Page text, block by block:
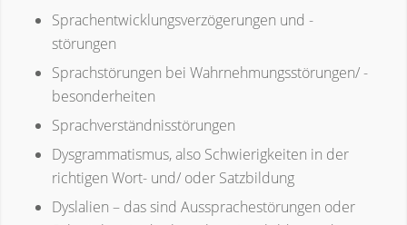
Sprachentwicklungsverzögerungen und -
störungen
Sprachstörungen bei Wahrnehmungsstörungen/ -
besonderheiten
Sprachverständnisstörungen
Dysgrammatismus, also Schwierigkeiten in der
richtigen Wort- und/ oder Satzbildung
Dyslalien – das sind Aussprachestörungen oder